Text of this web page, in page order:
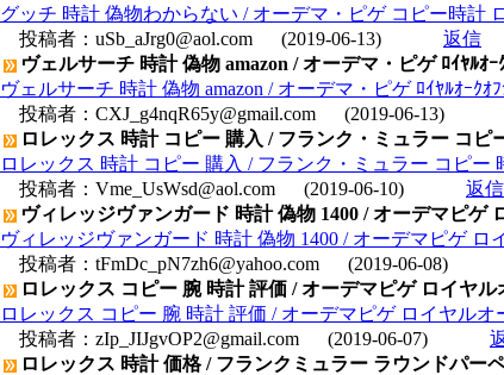
グッチ 時計 偽物わからない / オーデマ・ピゲ コピー時計
投稿者： uSb_aJrg0@aol.com (2019-06-13)
返信
ヴェルサーチ 時計 偽物 amazon / オーデマ・ピゲ ﾛｲﾔﾙｵｰ
ヴェルサーチ 時計 偽物 amazon / オーデマ・ピゲ ﾛｲﾔﾙｵｰｸｵ
投稿者： CXJ_g4nqR65y@gmail.com (2019-06-13)
ロレックス 時計 コピー 購入 / フランク・ミュラー コピ
ロレックス 時計 コピー 購入 / フランク・ミュラー コピー
投稿者： Vme_UsWsd@aol.com (2019-06-10)
返信
ヴィレッジヴァンガード 時計 偽物 1400 / オーデマピ
ヴィレッジヴァンガード 時計 偽物 1400 / オーデマピゲ
投稿者： tFmDc_pN7zh6@yahoo.com (2019-06-08)
ロレックス コピー 腕 時計 評価 / オーデマピゲ ロイヤ
ロレックス コピー 腕 時計 評価 / オーデマピゲ ロイヤル
投稿者： zIp_JIJgvOP2@gmail.com (2019-06-07)
ロレックス 時計 価格 / フランクミュラー ラウンドパー